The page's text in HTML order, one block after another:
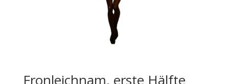
Fronleichnam, erste Hälfte